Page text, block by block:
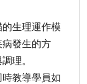
生理運作模
發生的方
理。
教導學員如